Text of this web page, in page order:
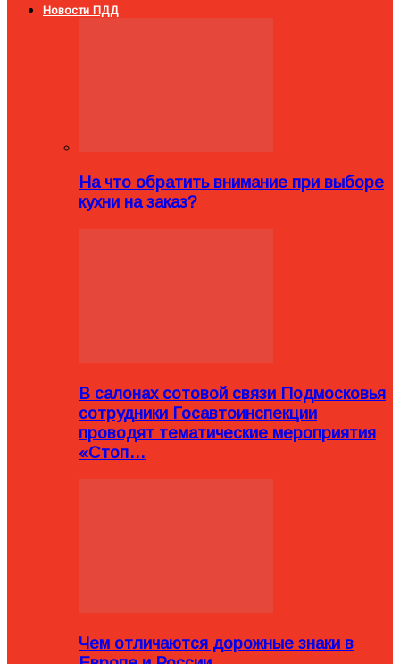
Новости ПДД
На что обратить внимание при выборе
кухни на заказ?
В салонах сотовой связи Подмосковья
сотрудники Госавтоинспекции
проводят тематические мероприятия
«Стоп…
Чем отличаются дорожные знаки в